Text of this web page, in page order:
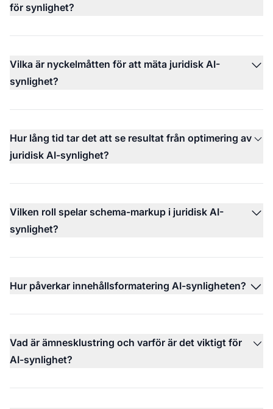
för synlighet?
Vilka är nyckelmåtten för att mäta juridisk AI-
synlighet?
Hur lång tid tar det att se resultat från optimering av
juridisk AI-synlighet?
Vilken roll spelar schema-markup i juridisk AI-
synlighet?
Hur påverkar innehållsformatering AI-synligheten?
Vad är ämnesklustring och varför är det viktigt för
AI-synlighet?